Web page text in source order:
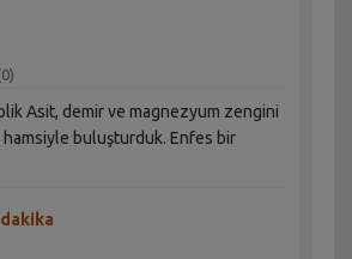
Asit, demir ve magnezyum zengini
hamsiyle buluşturduk. Enfes bir